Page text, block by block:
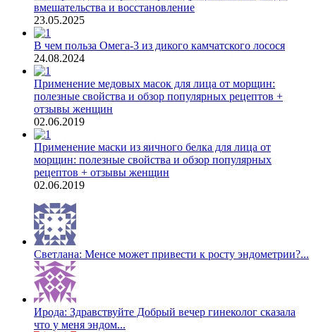
вмешательства и восстановление
23.05.2025
В чем польза Омега-3 из дикого камчатского лосося
24.08.2024
Применение медовых масок для лица от морщин:
полезные свойства и обзор популярных рецептов +
отзывы женщин
02.06.2019
Применение маски из яичного белка для лица от
морщин: полезные свойства и обзор популярных
рецептов + отзывы женщин
02.06.2019
Светлана: Менсе может привести к росту эндометрии?...
Ирода: Здравствуйте Добрый вечер гинеколог сказала
что у меня эндом...